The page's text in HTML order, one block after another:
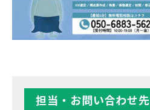
担当・お問い合わせ先